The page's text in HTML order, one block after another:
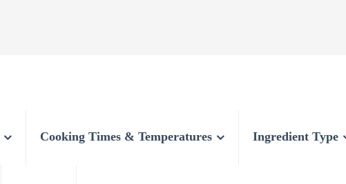
Cooking Times & Temperatures Ingredient Type